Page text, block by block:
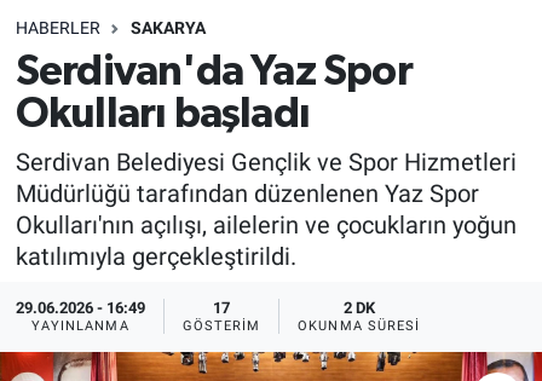
HABERLER SAKARYA
Serdivan'da Yaz Spor
Okulları başladı
Serdivan Belediyesi Gençlik ve Spor Hizmetleri
Müdürlüğü tarafından düzenlenen Yaz Spor
Okulları'nın açılışı, ailelerin ve çocukların yoğun
katılımıyla gerçekleştirildi.
29.06.2026 - 16:49
YAYINLANMA
17
GÖSTERIM
2 DK
OKUNMA SÜRESI